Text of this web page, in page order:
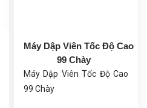
Máy Dập Viên Tốc Độ Cao
99 Chày
Máy Dập Viên Tốc Độ Cao
99 Chày